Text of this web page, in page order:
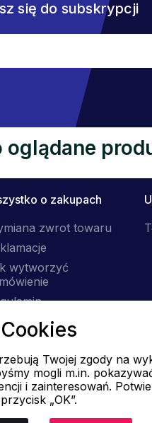
się do subskrypcji
oglądane
o zakupach
zwrot towaru
wytworzyć
moda.pl
Cookies
Twojej zgody na
mogli m.in.
i zainteresowań.
przycisk „OK”.